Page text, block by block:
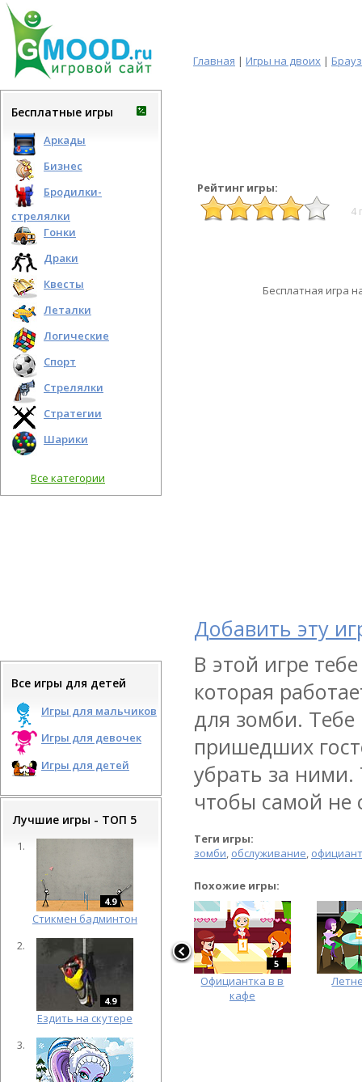
Главная | Игры на двоих |
Бесплатные игры
Аркады
Бизнес
Бродилки-
стрелялки
Гонки
Драки
Квесты
Леталки
Логические
Спорт
Стрелялки
Стратегии
Шарики
Все категории
Все игры для детей
Игры для мальчиков
Игры для девочек
Игры для детей
Лучшие игры - ТОП 5
4.9
Cтикмен бадминтон
4.9
Ездить на скутере
Рейтинг игры:
4
Бесплатная игра
Добавить эту
В этой игре
которая
для зомби. Тебе
пришедших
убрать за ними.
чтобы самой не
Теги игры:
зомби, обслуживание,
Похожие игры:
5
Официантка в в
кафе